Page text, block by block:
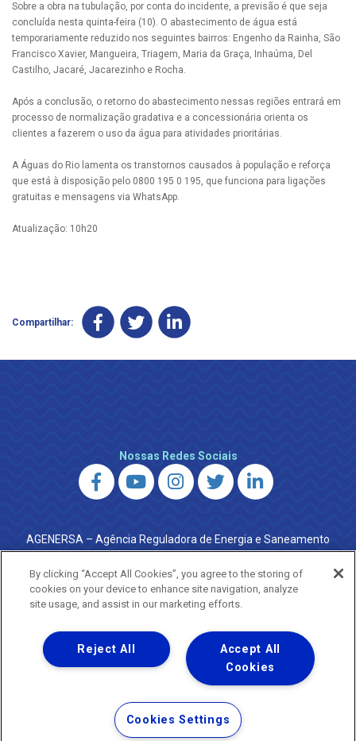
Sobre a obra na tubulação, por conta do incidente, a previsão é que seja
concluída nesta quinta-feira (10). O abastecimento de água está
temporariamente reduzido nos seguintes bairros: Engenho da Rainha, São
Francisco Xavier, Mangueira, Triagem, Maria da Graça, Inhaúma, Del
Castilho, Jacaré, Jacarezinho e Rocha.
Após a conclusão, o retorno do abastecimento nessas regiões entrará em
processo de normalização gradativa e a concessionária orienta os
clientes a fazerem o uso da água para atividades prioritárias.
A Águas do Rio lamenta os transtornos causados à população e reforça
que está à disposição pelo 0800 195 0 195, que funciona para ligações
gratuitas e mensagens via WhatsApp.
Atualização: 10h20
Compartilhar:
Nossas Redes Sociais
AGENERSA – Agência Reguladora de Energia e Saneamento
do Estado do Rio de Janeiro
0800 024 9040 · (21) 2332-6457 (WhatsApp) ·
ouvidoria@agenersa.rj.gov.br/ouvidoria.agenersa@gmail.com
·http://www.agenersa.rj.gov.br
Uma empresa
Copyright ® 2026 - Todos os Direitos Reservados.
Termos Gerais de Uso de Sites e Aplicativos
Política de Privacidade e Proteção de Dados
By clicking “Accept All Cookies”, you agree to the storing of
cookies on your device to enhance site navigation, analyze
site usage, and assist in our marketing efforts.
Accept All
Cookies
Reject All
Cookies Settings